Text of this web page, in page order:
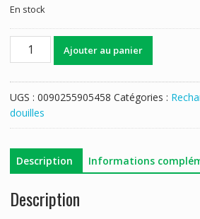
En stock
quantité
DOUILLE
N°
HORNADY
Ajouter au panier
UGS : 0090255905458 Catégories :
douilles
Description Informations
Description